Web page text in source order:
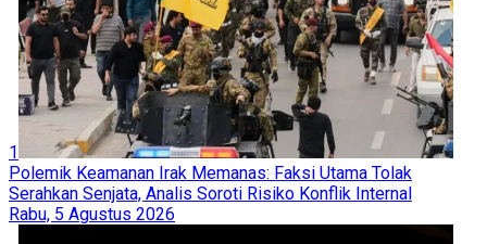
1
Polemik Keamanan Irak Memanas: Faksi Utama Tolak
Serahkan Senjata, Analis Soroti Risiko Konflik Internal
Rabu, 5 Agustus 2026